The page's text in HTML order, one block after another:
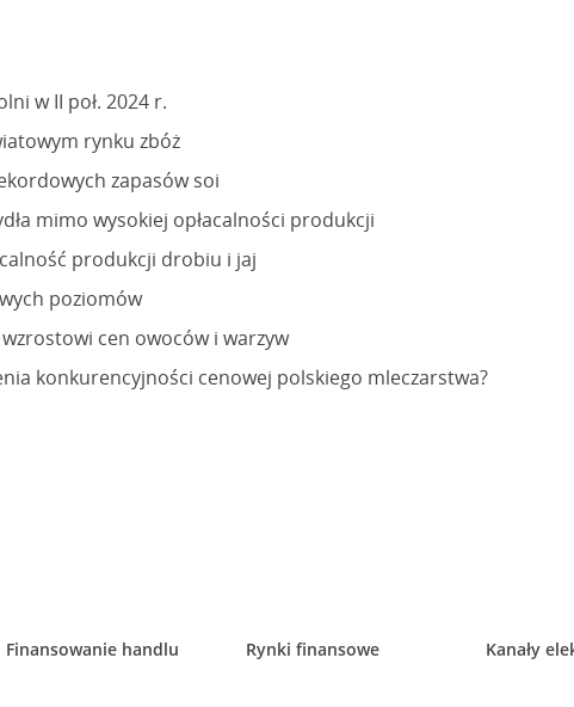
w II poł. 2024 r.
rynku zbóż
zapasów soi
mimo wysokiej opłacalności produkcji
produkcji drobiu i jaj
poziomów
cen owoców i warzyw
konkurencyjności cenowej polskiego mleczarstwa?
Finansowanie handlu Rynki finansowe Kanały